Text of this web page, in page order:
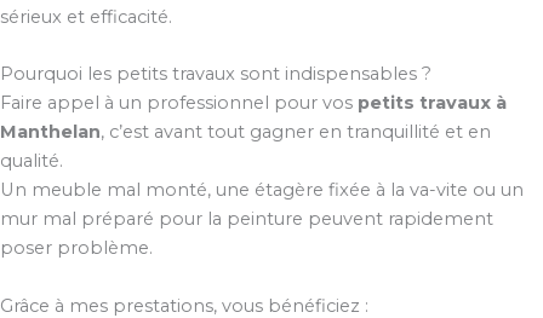
sérieux et efficacité.
Pourquoi les petits travaux sont indispensables ?
Faire appel à un professionnel pour vos petits travaux à
Manthelan, c’est avant tout gagner en tranquillité et en
qualité.
Un meuble mal monté, une étagère fixée à la va-vite ou un
mur mal préparé pour la peinture peuvent rapidement
poser problème.
Grâce à mes prestations, vous bénéficiez :